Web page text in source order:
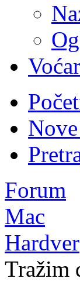
Forum
Mac
Hardver
Tražim